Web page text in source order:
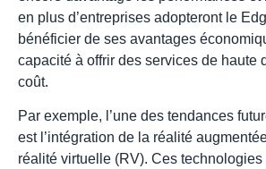
en plus d’entreprises adopteront le
bénéficier de ses avantages
capacité à offrir des services de haute
coût.
Par exemple, l’une des tendances
est l’intégration de la réalité
réalité virtuelle (RV). Ces